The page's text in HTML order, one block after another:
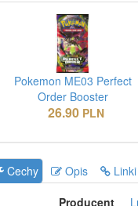
Pokemon ME03 Perfect
Order Booster
26.90 PLN
Cechy Opis Linki
Producent